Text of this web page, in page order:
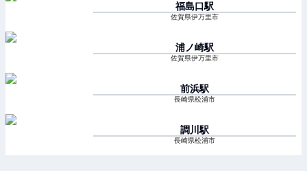
福島口駅
佐賀県伊万里市
浦ノ崎駅
佐賀県伊万里市
前浜駅
長崎県松浦市
調川 駅
長崎県松浦市